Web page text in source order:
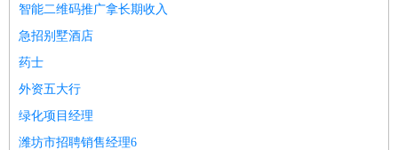
智能二维码推广拿长期收入
急招别墅酒店
药士
外资五大行
绿化项目经理
潍坊市招聘销售经理6